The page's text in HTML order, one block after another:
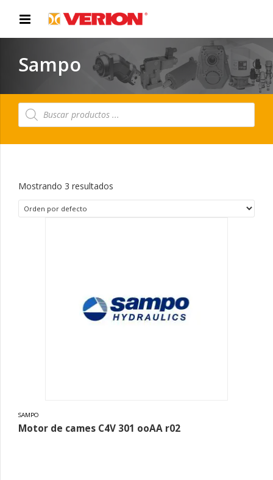
Sampo
Búsqueda
de
Mostrando 3 resultados
SAMPO
Motor de cames C4V 301 ooAA r02